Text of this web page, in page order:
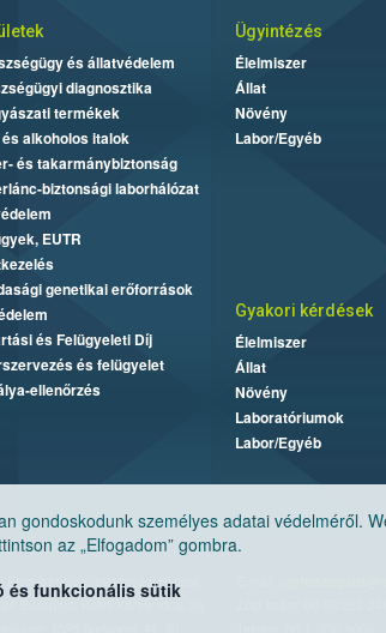
gondoskodunk személyes adatai védelméről.
az „Elfogadom” gombra.
és funkcionális sütik
és állatvédelem
diagnosztika
termékek
alkoholos italok
és takarmánybiztonság
biztonsági laborhálózat
EUTR
genetikai erőforrások
és Felügyeleti Díj
és felügyelet
ellenőrzés
Ügyintézés
Élelmiszer
Állat
Növény
Labor/Egyéb
Gyakori kérdések
Élelmiszer
Állat
Növény
Laboratóriumok
Labor/Egyéb
Élelmiszerlánc-biztonsági Hivatal